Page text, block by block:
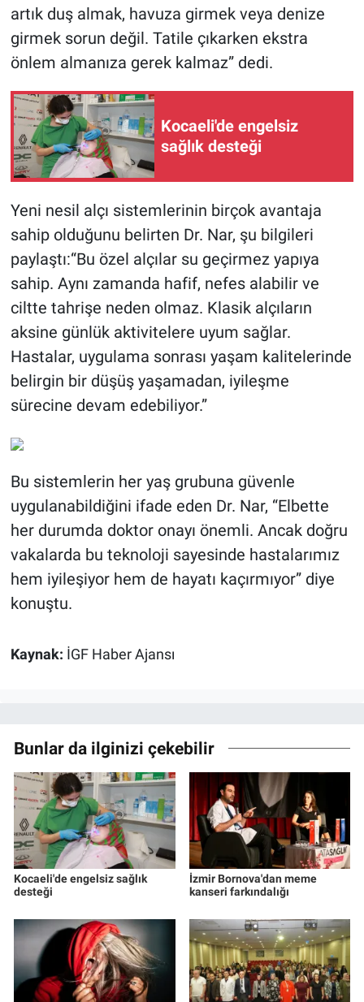
artık duş almak, havuza girmek veya denize
girmek sorun değil. Tatile çıkarken ekstra
önlem almanıza gerek kalmaz” dedi.
Kocaeli'de engelsiz
sağlık desteği
Yeni nesil alçı sistemlerinin birçok avantaja
sahip olduğunu belirten Dr. Nar, şu bilgileri
paylaştı:“Bu özel alçılar su geçirmez yapıya
sahip. Aynı zamanda hafif, nefes alabilir ve
ciltte tahrişe neden olmaz. Klasik alçıların
aksine günlük aktivitelere uyum sağlar.
Hastalar, uygulama sonrası yaşam kalitelerinde
belirgin bir düşüş yaşamadan, iyileşme
sürecine devam edebiliyor.”
Bu sistemlerin her yaş grubuna güvenle
uygulanabildiğini ifade eden Dr. Nar, “Elbette
her durumda doktor onayı önemli. Ancak doğru
vakalarda bu teknoloji sayesinde hastalarımız
hem iyileşiyor hem de hayatı kaçırmıyor” diye
konuştu.
Kaynak: İGF Haber Ajansı
Bunlar da ilginizi çekebilir
Kocaeli'de engelsiz sağlık
desteği
İzmir Bornova'dan meme
kanseri farkındalığı